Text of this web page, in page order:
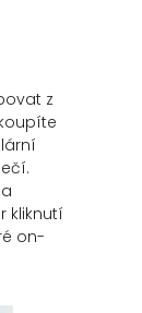
z
kliknutí
on-